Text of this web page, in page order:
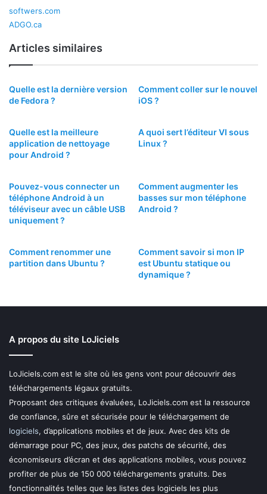
softwers.com
ADGO.ca
Articles similaires
Quelle est la dernière version
de Fedora ?
Comment coller sur le nouvel
iOS ?
Quelle est la meilleure
application de nettoyage
pour Android ?
A quoi sert l’éditeur VI sous
Linux ?
Pouvez-vous connecter un
téléphone Android à un
téléviseur avec un câble USB
uniquement ?
Comment augmenter les
basses sur mon téléphone
Android ?
Comment renommer une
partition dans Ubuntu ?
Comment savoir si mon IP
est Ubuntu statique ou
dynamique ?
A propos du site LoJiciels
LoJiciels.com est le site où les gens vont pour découvrir des
téléchargements légaux gratuits.
Proposant des critiques évaluées, LoJiciels.com est la ressource
de confiance, sûre et sécurisée pour le téléchargement de
logiciels, d’applications mobiles et de jeux. Avec des kits de
démarrage pour PC, des jeux, des patchs de sécurité, des
économiseurs d’écran et des applications mobiles, vous pouvez
profiter de plus de 150 000 téléchargements gratuits. Des
fonctionnalités telles que les listes des logiciels les plus